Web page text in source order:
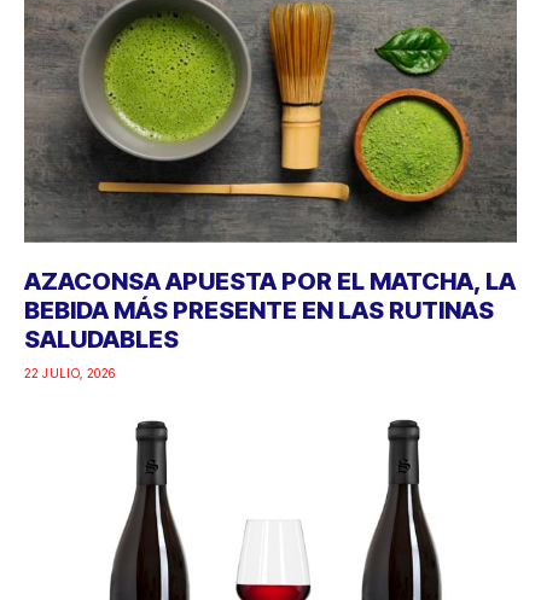
AZACONSA APUESTA POR EL MATCHA, LA
BEBIDA MÁS PRESENTE EN LAS RUTINAS
SALUDABLES
22 JULIO, 2026